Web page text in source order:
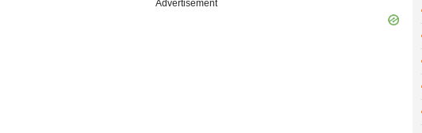
Advertisement